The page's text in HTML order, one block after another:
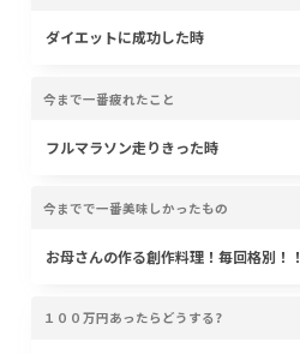
ダイエットに成功した時
今まで一番疲れたこと
フルマラソン走りきった時
今までで一番美味しかったもの
お母さんの作る創作料理！毎回格別！！
１００万円あったらどうする?